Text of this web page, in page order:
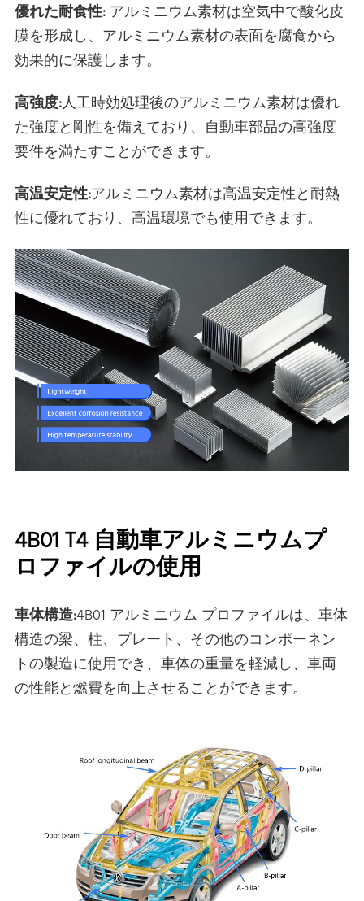
優れた耐食性:アルミニウム素材は空気中で酸化皮
膜を形成し、アルミニウム素材の表面を腐食から
効果的に保護します。
高強度:人工時効処理後のアルミニウム素材は優れ
た強度と剛性を備えており、自動車部品の高強度
要件を満たすことができます。
高温安定性:アルミニウム素材は高温安定性と耐熱
性に優れており、高温環境でも使用できます。
4B01 T4 自動車アルミニウムプ
ロファイルの使用
車体構造:4B01 アルミニウム プロファイルは、車体
構造の梁、柱、プレート、その他のコンポーネン
トの製造に使用でき、車体の重量を軽減し、車両
の性能と燃費を向上させることができます。